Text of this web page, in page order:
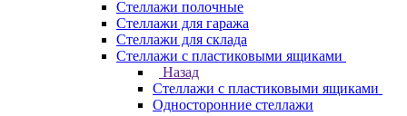
Стеллажи полочные
Стеллажи для гаража
Стеллажи для склада
Стеллажи с пластиковыми ящиками
Назад
Стеллажи с пластиковыми ящиками
Односторонние стеллажи